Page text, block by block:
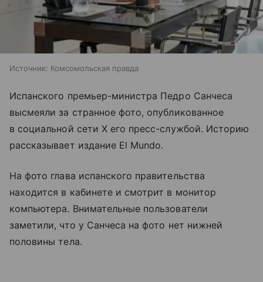
Источник: Комсомольская правда
Испанского премьер-министра Педро Санчеса
высмеяли за странное фото, опубликованное
в социальной сети Х его пресс-службой. Историю
рассказывает издание El Mundo.
На фото глава испанского правительства
находится в кабинете и смотрит в монитор
компьютера. Внимательные пользователи
заметили, что у Санчеса на фото нет нижней
половины тела.